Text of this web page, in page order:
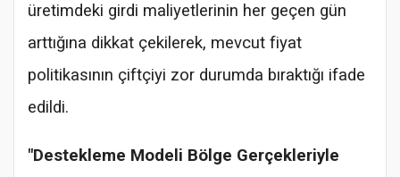
üretimdeki girdi maliyetlerinin her geçen gün
arttığına dikkat çekilerek, mevcut fiyat
politikasının çiftçiyi zor durumda bıraktığı ifade
edildi.
"Destekleme Modeli Bölge Gerçekleriyle